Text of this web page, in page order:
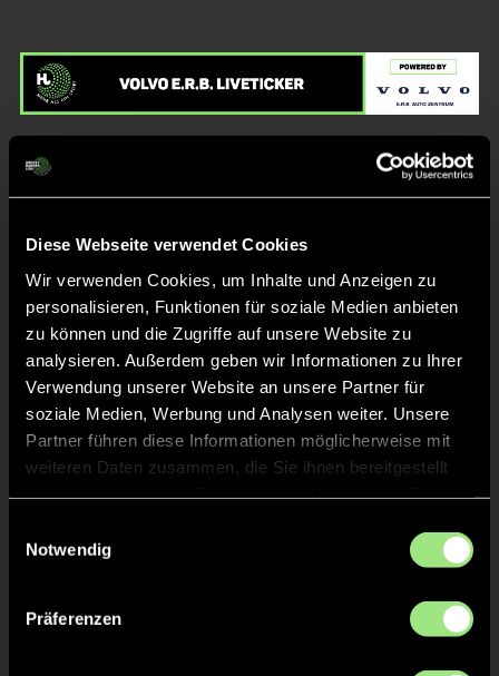
Diese Webseite verwendet Cookies
Wir verwenden Cookies, um Inhalte und Anzeigen zu
personalisieren, Funktionen für soziale Medien anbieten
zu können und die Zugriffe auf unsere Website zu
analysieren. Außerdem geben wir Informationen zu Ihrer
Verwendung unserer Website an unsere Partner für
soziale Medien, Werbung und Analysen weiter. Unsere
Partner führen diese Informationen möglicherweise mit
weiteren Daten zusammen, die Sie ihnen bereitgestellt
Notwendig
Präferenzen
Liveticker
Keine Daten verfügbar.